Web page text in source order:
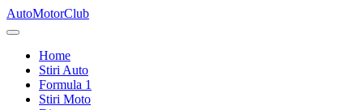
Skip
to
AutoMotorClub
Totul
masini
pasionatii
Home
Stiri Auto
Formula 1
Stiri Moto